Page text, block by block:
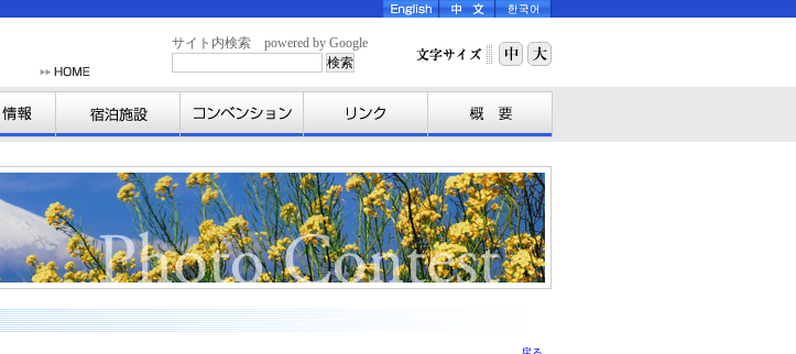
サイト内検索 powered by Google